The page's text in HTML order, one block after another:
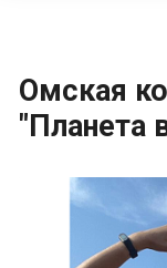
Омская
"Планета